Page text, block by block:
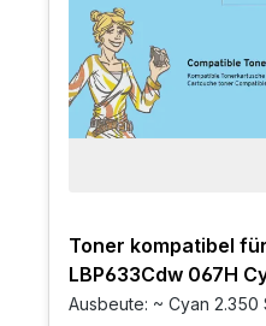
Toner kompatibel
LBP633Cdw 067H
Ausbeute: ~ Cyan 2.350